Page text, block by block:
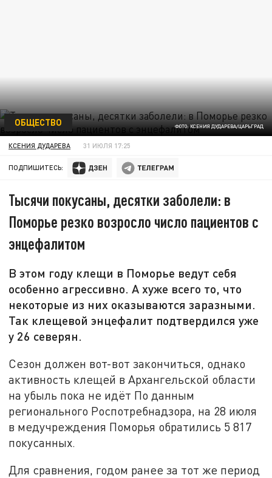
ФОТО: КСЕНИЯ ДУДАРЕВА/ЦАРЬГРАД
ОБЩЕСТВО
КСЕНИЯ ДУДАРЕВА 31 ИЮЛЯ 17:25
ПОДПИШИТЕСЬ:
Тысячи покусаны, десятки заболели: в
Поморье резко возросло число пациентов с
энцефалитом
В этом году клещи в Поморье ведут себя
особенно агрессивно. А хуже всего то, что
некоторые из них оказываются заразными.
Так клещевой энцефалит подтвердился уже
у 26 северян.
Сезон должен вот-вот закончиться, однако
активность клещей в Архангельской области
на убыль пока не идёт По данным
регионального Роспотребнадзора, на 28 июля
в медучреждения Поморья обратились 5 817
покусанных.
Для сравнения, годом ранее за тот же период